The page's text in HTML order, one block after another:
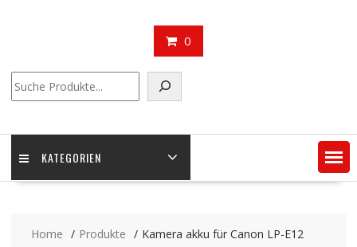
0
KATEGORIEN
Home Produkte Kamera akku für Canon LP-E12